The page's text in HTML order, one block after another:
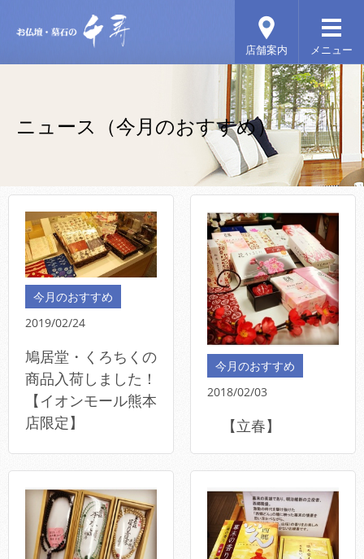
ニュース（今月のおすすめ）
今月のおすすめ
2019/02/24
鳩居堂・くろちくの
商品入荷しました！
【イオンモール熊本
店限定】
今月のおすすめ
2018/02/03
【立春】